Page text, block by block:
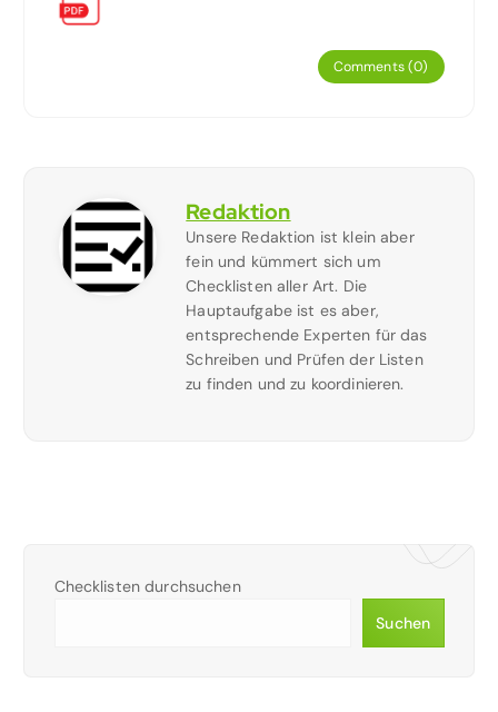
Comments (0)
Redaktion
Unsere Redaktion ist klein aber
fein und kümmert sich um
Checklisten aller Art. Die
Hauptaufgabe ist es aber,
entsprechende Experten für das
Schreiben und Prüfen der Listen
zu finden und zu koordinieren.
Checklisten durchsuchen
Suchen